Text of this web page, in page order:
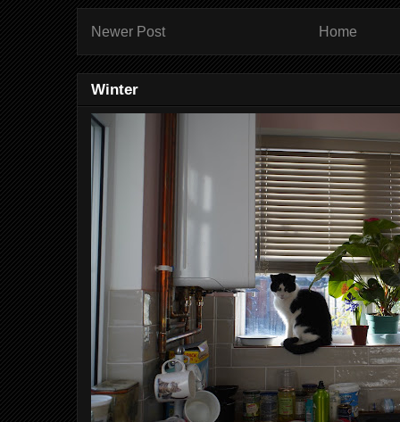
Newer Post Home
Winter